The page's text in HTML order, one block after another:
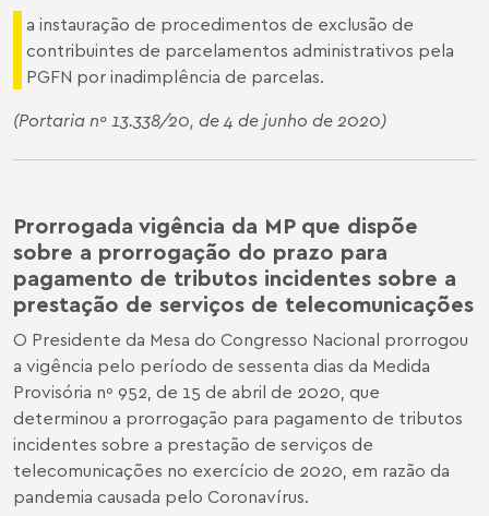
a instauração de procedimentos de exclusão de
contribuintes de parcelamentos administrativos pela
PGFN por inadimplência de parcelas.
(Portaria nº 13.338/20, de 4 de junho de 2020)
Prorrogada vigência da MP que dispõe
sobre a prorrogação do prazo para
pagamento de tributos incidentes sobre a
prestação de serviços de telecomunicações
O Presidente da Mesa do Congresso Nacional prorrogou
a vigência pelo período de sessenta dias da Medida
Provisória nº 952, de 15 de abril de 2020, que
determinou a prorrogação para pagamento de tributos
incidentes sobre a prestação de serviços de
telecomunicações no exercício de 2020, em razão da
pandemia causada pelo Coronavírus.